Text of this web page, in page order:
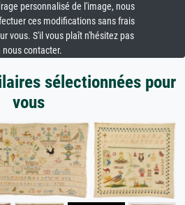
personnalisé de l'image, nous
ces modifications sans frais
vous. S'il vous plaît n'hésitez pas
nous contacter.
sélectionnées pour
vous